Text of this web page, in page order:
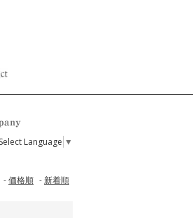
Select Language ▼
-価格順 -新着順